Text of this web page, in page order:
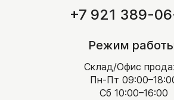
+7 921 389-
Режим
Склад/Офис
Пн-Пт
Сб 10:00–16:00